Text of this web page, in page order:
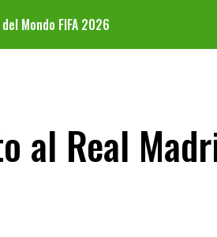
Mondo FIFA 2026
al Real